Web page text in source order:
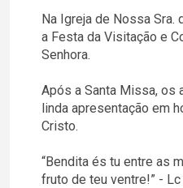
Na Igreja de Nossa
a Festa da Visitação e
Senhora.
Após a Santa Missa, os
linda apresentação em
Cristo.
“Bendita és tu entre as
fruto de teu ventre!” - Lc